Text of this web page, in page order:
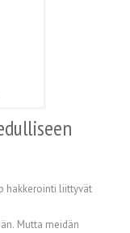
hakkerointi liittyvät
Mutta meidän